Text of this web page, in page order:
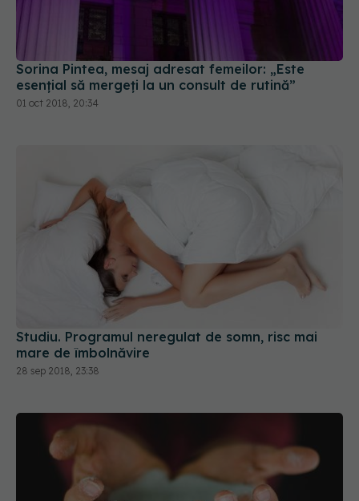
Sorina Pintea, mesaj adresat femeilor: „Este
esențial să mergeți la un consult de rutină”
01 oct 2018, 20:34
Studiu. Programul neregulat de somn, risc mai
mare de îmbolnăvire
28 sep 2018, 23:38